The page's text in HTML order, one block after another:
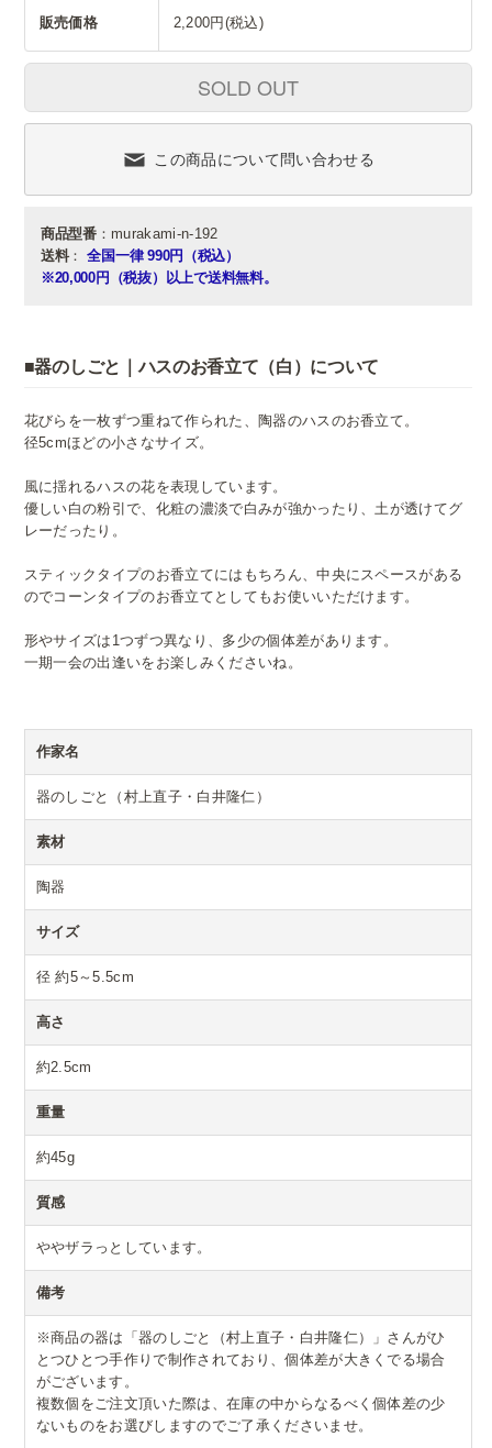
販売価格 2,200円(税込)
SOLD OUT
この商品について問い合わせる
商品型番：murakami-n-192
送料： 全国一律 990円（税込）
※20,000円（税抜）以上で送料無料。
■器のしごと｜ハスのお香立て（白）について
花びらを一枚ずつ重ねて作られた、陶器のハスのお香立て。
径5cmほどの小さなサイズ。
風に揺れるハスの花を表現しています。
優しい白の粉引で、化粧の濃淡で白みが強かったり、土が透けてグ
レーだったり。
スティックタイプのお香立てにはもちろん、中央にスペースがある
のでコーンタイプのお香立てとしてもお使いいただけます。
形やサイズは1つずつ異なり、多少の個体差があります。
一期一会の出逢いをお楽しみくださいね。
作家名
器のしごと（村上直子・白井隆仁）
素材
陶器
サイズ
径 約5～5.5cm
高さ
約2.5cm
重量
約45g
質感
ややザラっとしています。
備考
※商品の器は「器のしごと（村上直子・白井隆仁）」さんがひ
とつひとつ手作りで制作されており、個体差が大きくでる場合
がございます。
複数個をご注文頂いた際は、在庫の中からなるべく個体差の少
ないものをお選びしますのでご了承くださいませ。